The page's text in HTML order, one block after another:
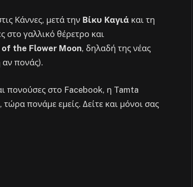
Κάννες, μετά την Βίκυ Καγιά και τη
στο γαλλικό θέρετρο και
the Flower Moon, δηλαδή της νέας
πονάς).
πονούσες στο Facebook, η Tamta
τώρα πονάμε εμείς. Δείτε και μόνοι σας